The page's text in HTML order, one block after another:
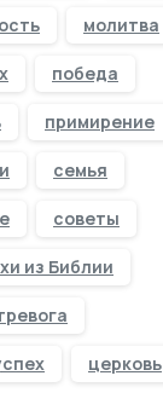
молитва
победа
примирение
семья
советы
из Библии
церковь